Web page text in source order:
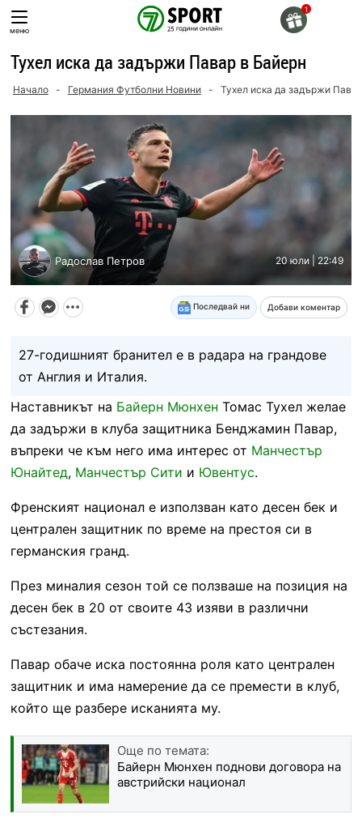
Skip
toменю
Тухел иска да задържи Павар в Байерн
Начало - Германия Футболни Новини - Тухел иска да задържи
Радослав Петров 20 юли | 22:49
Последвай ни Добави коментар
27-годишният бранител е в радара на грандове
от Англия и Италия.
Наставникът на Байерн Мюнхен Томас Тухел желае
да задържи в клуба защитника Бенджамин Павар,
въпреки че към него има интерес от Манчестър
Юнайтед, Манчестър Сити и Ювентус.
Френският национал е използван като десен бек и
централен защитник по време на престоя си в
германския гранд.
През миналия сезон той се ползваше на позиция на
десен бек в 20 от своите 43 изяви в различни
състезания.
Павар обаче иска постоянна роля като централен
защитник и има намерение да се премести в клуб,
който ще разбере исканията му.
Още по темата:
Байерн Мюнхен поднови договора на
австрийски национал